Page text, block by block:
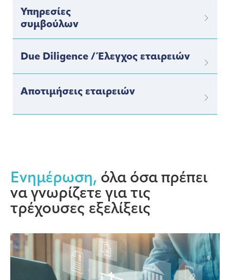
Υπηρεσίες
συμβούλων
Due Diligence / Έλεγχος εταιρειών
Αποτιμήσεις εταιρειών
Ενημέρωση, όλα όσα πρέπει
να γνωρίζετε για τις
τρέχουσες εξελίξεις